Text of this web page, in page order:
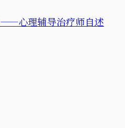
心理辅导治疗师自述